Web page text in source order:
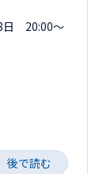
日 20:00～
後で読む